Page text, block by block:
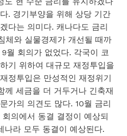
. 경기부양을 위해 상당 기간
다는 의미다. 캐나다도 금리
체와 실물경제가 개선될 때까
월 회의가 없었다. 각국이 코
기 위하여 대규모 재정투입을
정투입은 만성적인 재정위기
께 세금을 더 거두거나 긴축재
가의 의견도 많다. 10월 금리
의에서 동결 결정이 예상되
나라 모두 동결이 예상된다.